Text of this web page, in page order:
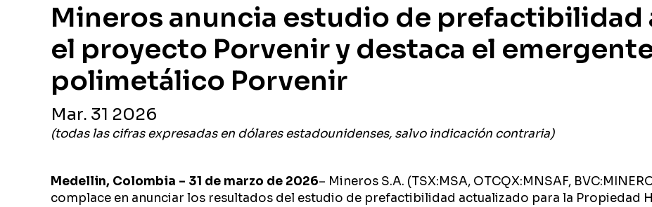
Mineros anuncia estudio de prefactibilidad
el proyecto Porvenir y destaca el
polimetálico Porvenir
Mar. 31 2026
(todas las cifras expresadas en dólares estadounidenses, salvo indicación contraria)
Medellin, Colombia – 31 de marzo de 2026– Mineros S.A. (TSX:MSA, OTCQX:MNSAF,
complace en anunciar los resultados del estudio de prefactibilidad actualizado para la Propiedad